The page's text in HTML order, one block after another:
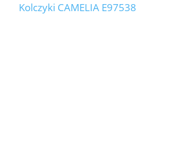
Kolczyki CAMELIA E97538